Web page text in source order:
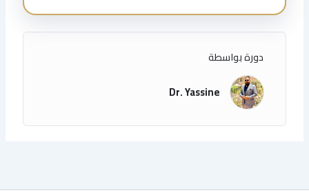
دورة بواسطة
Dr. Yassine